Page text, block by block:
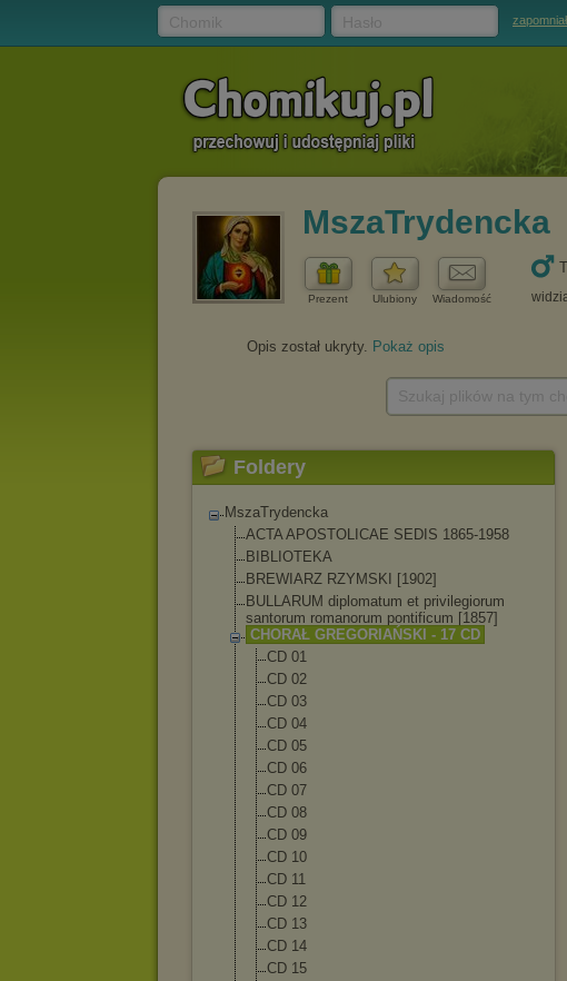
MszaTrydencka
Prezent Ulubiony Wiadomość
Opis został ukryty. Pokaż opis
Foldery
MszaTrydencka
ACTA APOSTOLICAE SEDIS 1865-1958
BIBLIOTEKA
BREWIARZ RZYMSKI [1902]
BULLARUM diplomatum et privilegiorum
santorum romanorum pontificum [1857]
CHORAŁ GREGORIAŃSKI - 17 CD
CD 01
CD 02
CD 03
CD 04
CD 05
CD 06
CD 07
CD 08
CD 09
CD 10
CD 11
CD 12
CD 13
CD 14
CD 15